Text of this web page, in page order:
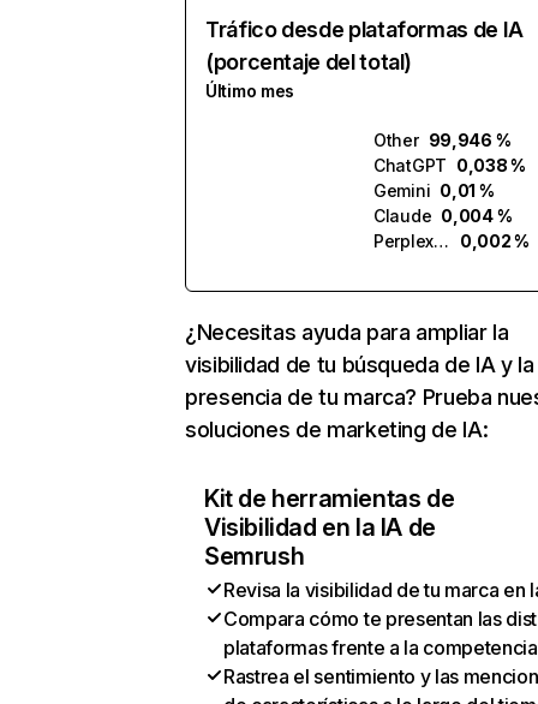
Tráfico desde plataformas de IA
(porcentaje del total)
Último mes
Other 99,946 %
ChatGPT 0,038 %
Gemini 0,01 %
Claude 0,004 %
Perplexity
0,002 %
¿Necesitas ayuda para ampliar la
visibilidad de tu búsqueda de IA y la
presencia de tu marca? Prueba
soluciones de marketing de IA:
Kit de herramientas de
Visibilidad en la IA de
Semrush
Revisa la visibilidad de tu marca en
Compara cómo te presentan las
plataformas frente a la competencia
Rastrea el sentimiento y las